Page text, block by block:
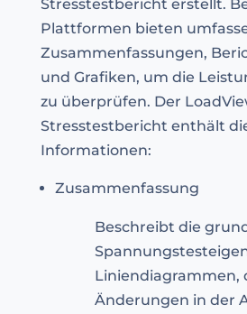
Stresstestbericht erstellt.
Plattformen bieten
Zusammenfassungen,
und Grafiken, um die
zu überprüfen. Der
Stresstestbericht enthält
Informationen:
Zusammenfassung
Beschreibt die
Liniendiagrammen,
Änderungen in der